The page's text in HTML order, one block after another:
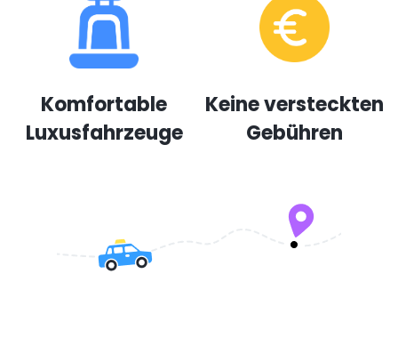
Komfortable
Luxusfahrzeuge
Keine versteckten
Gebühren